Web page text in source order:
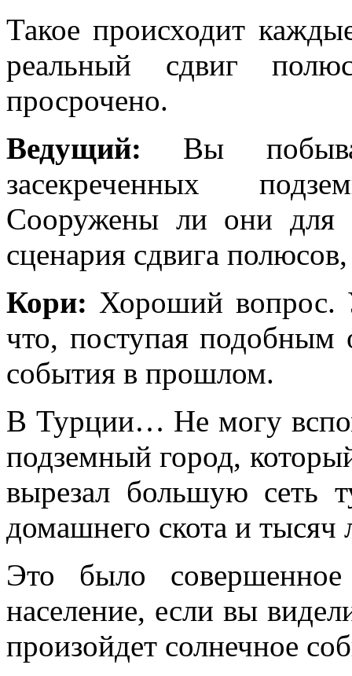
Такое происходит
реальный сдвиг
просрочено.
Ведущий: Вы
засекреченных
Сооружены ли они для
сценария сдвига
Кори: Хороший вопрос.
что, поступая подобным
события в прошлом.
В Турции… Не могу
подземный город,
вырезал большую сеть
домашнего скота и тысяч
Это было
население, если вы
произойдет солнечное